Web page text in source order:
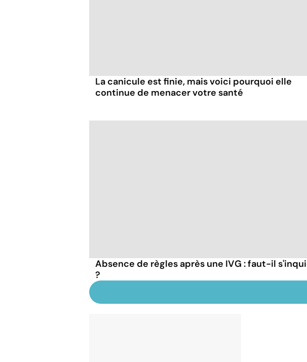
La canicule est finie, mais voici pourquoi elle
continue de menacer votre santé
Absence de règles après une IVG : faut-il
?